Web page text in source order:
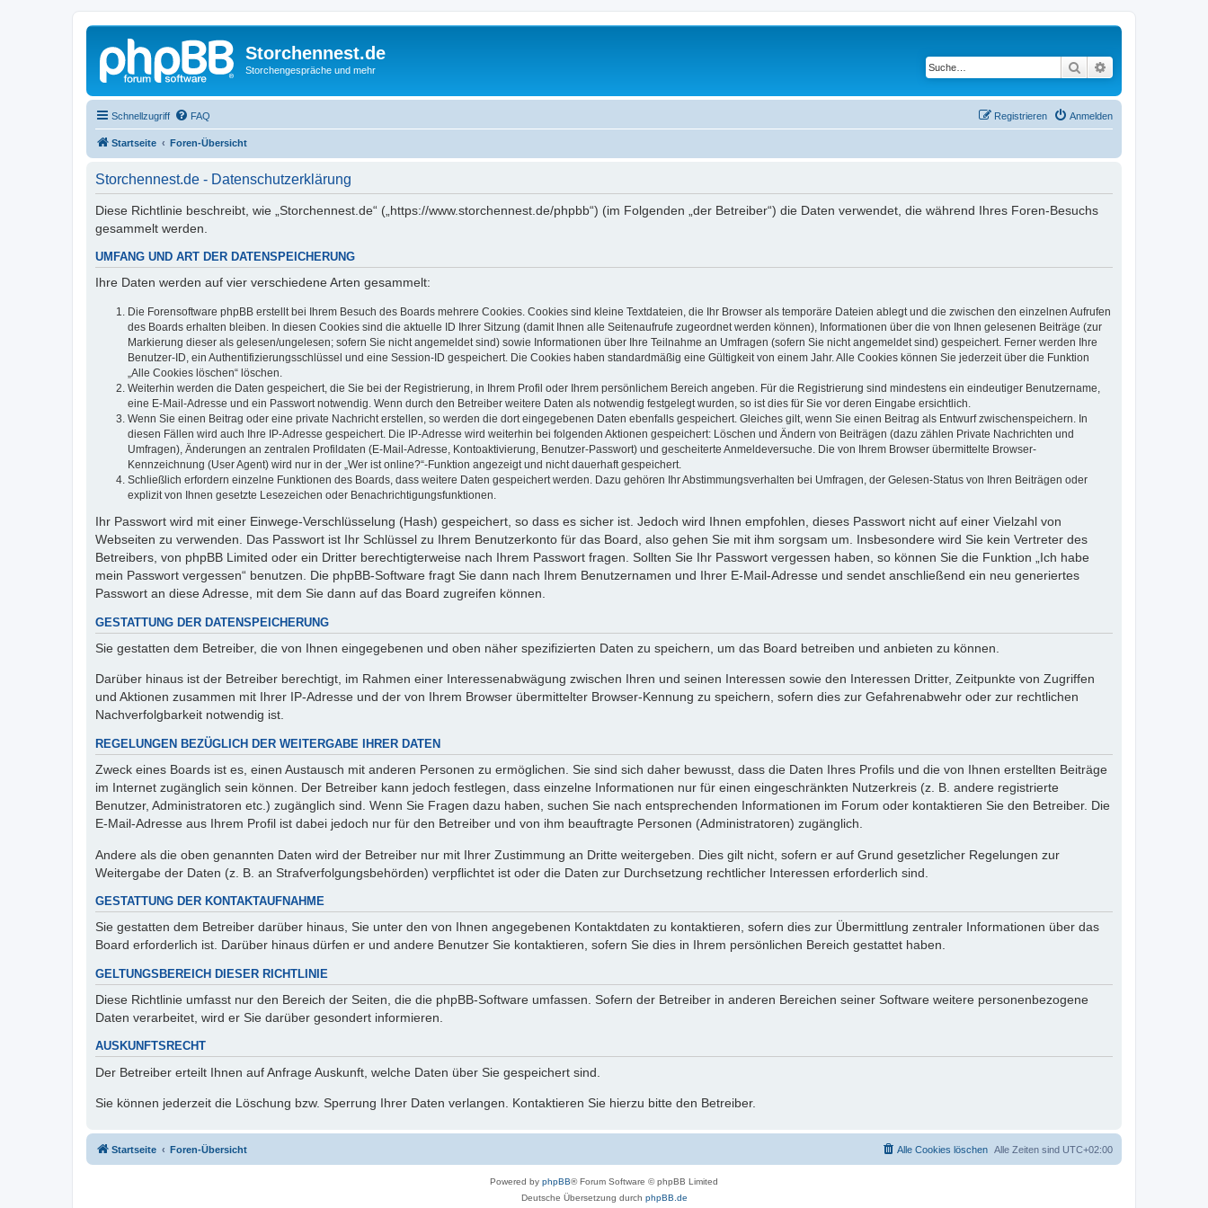
Storchennest.de
Storchengespräche und mehr Suche
Schnellzugriff FAQ Anmelden
Registrieren
Startseite Foren-Übersicht
Storchennest.de - Datenschutzerklärung
Diese Richtlinie beschreibt, wie „Storchennest.de“ („https://www.storchennest.de/phpbb“) (im Folgenden „der Betreiber“) die Daten verwendet, die während Ihres Foren-Besuchs
gesammelt werden.
UMFANG UND ART DER DATENSPEICHERUNG
Ihre Daten werden auf vier verschiedene Arten gesammelt:
Die Forensoftware phpBB erstellt bei Ihrem Besuch des Boards mehrere Cookies. Cookies sind kleine Textdateien, die Ihr Browser als temporäre Dateien ablegt und die zwischen den einzelnen Aufrufen
des Boards erhalten bleiben. In diesen Cookies sind die aktuelle ID Ihrer Sitzung (damit Ihnen alle Seitenaufrufe zugeordnet werden können), Informationen über die von Ihnen gelesenen Beiträge (zur
Markierung dieser als gelesen/ungelesen; sofern Sie nicht angemeldet sind) sowie Informationen über Ihre Teilnahme an Umfragen (sofern Sie nicht angemeldet sind) gespeichert. Ferner werden Ihre
Benutzer-ID, ein Authentifizierungsschlüssel und eine Session-ID gespeichert. Die Cookies haben standardmäßig eine Gültigkeit von einem Jahr. Alle Cookies können Sie jederzeit über die Funktion
„Alle Cookies löschen“ löschen.
Weiterhin werden die Daten gespeichert, die Sie bei der Registrierung, in Ihrem Profil oder Ihrem persönlichem Bereich angeben. Für die Registrierung sind mindestens ein eindeutiger Benutzername,
eine E-Mail-Adresse und ein Passwort notwendig. Wenn durch den Betreiber weitere Daten als notwendig festgelegt wurden, so ist dies für Sie vor deren Eingabe ersichtlich.
Wenn Sie einen Beitrag oder eine private Nachricht erstellen, so werden die dort eingegebenen Daten ebenfalls gespeichert. Gleiches gilt, wenn Sie einen Beitrag als Entwurf zwischenspeichern. In
diesen Fällen wird auch Ihre IP-Adresse gespeichert. Die IP-Adresse wird weiterhin bei folgenden Aktionen gespeichert: Löschen und Ändern von Beiträgen (dazu zählen Private Nachrichten und
Umfragen), Änderungen an zentralen Profildaten (E-Mail-Adresse, Kontoaktivierung, Benutzer-Passwort) und gescheiterte Anmeldeversuche. Die von Ihrem Browser übermittelte Browser-
Kennzeichnung (User Agent) wird nur in der „Wer ist online?“-Funktion angezeigt und nicht dauerhaft gespeichert.
Schließlich erfordern einzelne Funktionen des Boards, dass weitere Daten gespeichert werden. Dazu gehören Ihr Abstimmungsverhalten bei Umfragen, der Gelesen-Status von Ihren Beiträgen oder
explizit von Ihnen gesetzte Lesezeichen oder Benachrichtigungsfunktionen.
Ihr Passwort wird mit einer Einwege-Verschlüsselung (Hash) gespeichert, so dass es sicher ist. Jedoch wird Ihnen empfohlen, dieses Passwort nicht auf einer Vielzahl von
Webseiten zu verwenden. Das Passwort ist Ihr Schlüssel zu Ihrem Benutzerkonto für das Board, also gehen Sie mit ihm sorgsam um. Insbesondere wird Sie kein Vertreter des
Betreibers, von phpBB Limited oder ein Dritter berechtigterweise nach Ihrem Passwort fragen. Sollten Sie Ihr Passwort vergessen haben, so können Sie die Funktion „Ich habe
mein Passwort vergessen“ benutzen. Die phpBB-Software fragt Sie dann nach Ihrem Benutzernamen und Ihrer E-Mail-Adresse und sendet anschließend ein neu generiertes
Passwort an diese Adresse, mit dem Sie dann auf das Board zugreifen können.
GESTATTUNG DER DATENSPEICHERUNG
Sie gestatten dem Betreiber, die von Ihnen eingegebenen und oben näher spezifizierten Daten zu speichern, um das Board betreiben und anbieten zu können.
Darüber hinaus ist der Betreiber berechtigt, im Rahmen einer Interessenabwägung zwischen Ihren und seinen Interessen sowie den Interessen Dritter, Zeitpunkte von Zugriffen
und Aktionen zusammen mit Ihrer IP-Adresse und der von Ihrem Browser übermittelter Browser-Kennung zu speichern, sofern dies zur Gefahrenabwehr oder zur rechtlichen
Nachverfolgbarkeit notwendig ist.
REGELUNGEN BEZÜGLICH DER WEITERGABE IHRER DATEN
Zweck eines Boards ist es, einen Austausch mit anderen Personen zu ermöglichen. Sie sind sich daher bewusst, dass die Daten Ihres Profils und die von Ihnen erstellten Beiträge
im Internet zugänglich sein können. Der Betreiber kann jedoch festlegen, dass einzelne Informationen nur für einen eingeschränkten Nutzerkreis (z. B. andere registrierte
Benutzer, Administratoren etc.) zugänglich sind. Wenn Sie Fragen dazu haben, suchen Sie nach entsprechenden Informationen im Forum oder kontaktieren Sie den Betreiber. Die
E-Mail-Adresse aus Ihrem Profil ist dabei jedoch nur für den Betreiber und von ihm beauftragte Personen (Administratoren) zugänglich.
Andere als die oben genannten Daten wird der Betreiber nur mit Ihrer Zustimmung an Dritte weitergeben. Dies gilt nicht, sofern er auf Grund gesetzlicher Regelungen zur
Weitergabe der Daten (z. B. an Strafverfolgungsbehörden) verpflichtet ist oder die Daten zur Durchsetzung rechtlicher Interessen erforderlich sind.
GESTATTUNG DER KONTAKTAUFNAHME
Sie gestatten dem Betreiber darüber hinaus, Sie unter den von Ihnen angegebenen Kontaktdaten zu kontaktieren, sofern dies zur Übermittlung zentraler Informationen über das
Board erforderlich ist. Darüber hinaus dürfen er und andere Benutzer Sie kontaktieren, sofern Sie dies in Ihrem persönlichen Bereich gestattet haben.
GELTUNGSBEREICH DIESER RICHTLINIE
Diese Richtlinie umfasst nur den Bereich der Seiten, die die phpBB-Software umfassen. Sofern der Betreiber in anderen Bereichen seiner Software weitere personenbezogene
Daten verarbeitet, wird er Sie darüber gesondert informieren.
AUSKUNFTSRECHT
Der Betreiber erteilt Ihnen auf Anfrage Auskunft, welche Daten über Sie gespeichert sind.
Sie können jederzeit die Löschung bzw. Sperrung Ihrer Daten verlangen. Kontaktieren Sie hierzu bitte den Betreiber.
Startseite Foren-Übersicht Alle Zeiten sind UTC+02:00
Alle Cookies löschen
Powered by phpBB® Forum Software © phpBB Limited
Deutsche Übersetzung durch phpBB.de